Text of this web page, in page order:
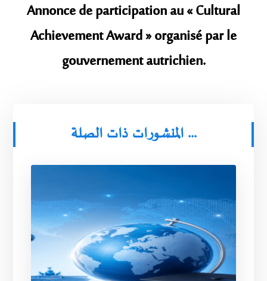
Annonce de participation au « Cultural
Achievement Award » organisé par le
gouvernement autrichien.
المنشورات ذات الصلة ...